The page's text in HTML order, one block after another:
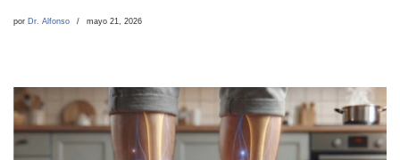
por Dr. Alfonso mayo 21, 2026